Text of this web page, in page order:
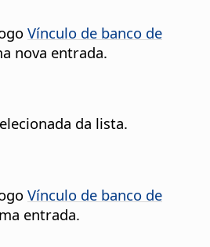
Vínculo de banco de
nova entrada.
da lista.
Vínculo de banco de
entrada.